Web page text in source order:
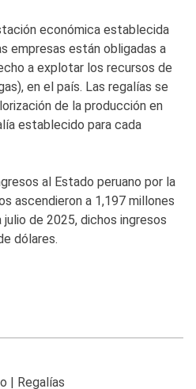
económica establecida
empresas están obligadas a
a explotar los recursos de
en el país. Las regalías se
de la producción en
establecido para cada
al Estado peruano por la
ascendieron a 1,197 millones
de 2025, dichos ingresos
dólares.
Regalías